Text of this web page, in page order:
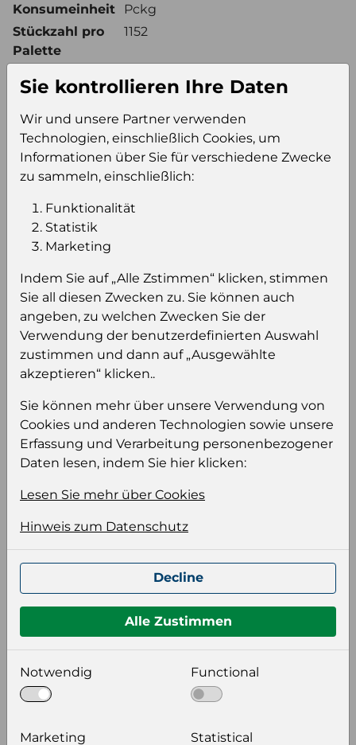
Konsumeinheit
Pckg
Stückzahl pro
Palette
1152
Einloggen um den Preis zu
sehen
Sie müssen eingeloggt sein, um Preise zu
sehen und/oder dieses Produkt zu kaufen.
Einloggen
Produktinformation
Wählen Sie eine Sprache und ein Format für
Ihre Produktdatei aus
Sprache
Keiner
Format auswählen
Bildeinstellungen
wählen Sie eine Auflösung für Ihr Bild aus
Bildauflösung
Optional weitere Produktinformationen zum
Download auswählen
Sie kontrollieren Ihre Daten
Wir und unsere Partner verwenden
Technologien, einschließlich Cookies, um
Informationen über Sie für verschiedene Zwecke
zu sammeln, einschließlich:
Funktionalität
Statistik
Marketing
Indem Sie auf „Alle Zstimmen“ klicken, stimmen
Sie all diesen Zwecken zu. Sie können auch
angeben, zu welchen Zwecken Sie der
Verwendung der benutzerdefinierten Auswahl
zustimmen und dann auf „Ausgewählte
akzeptieren“ klicken..
Sie können mehr über unsere Verwendung von
Cookies und anderen Technologien sowie unsere
Erfassung und Verarbeitung personenbezogener
Daten lesen, indem Sie hier klicken:
Lesen Sie mehr über Cookies
Hinweis zum Datenschutz
Decline
Alle Zustimmen
Notwendig Functional
Marketing Statistical